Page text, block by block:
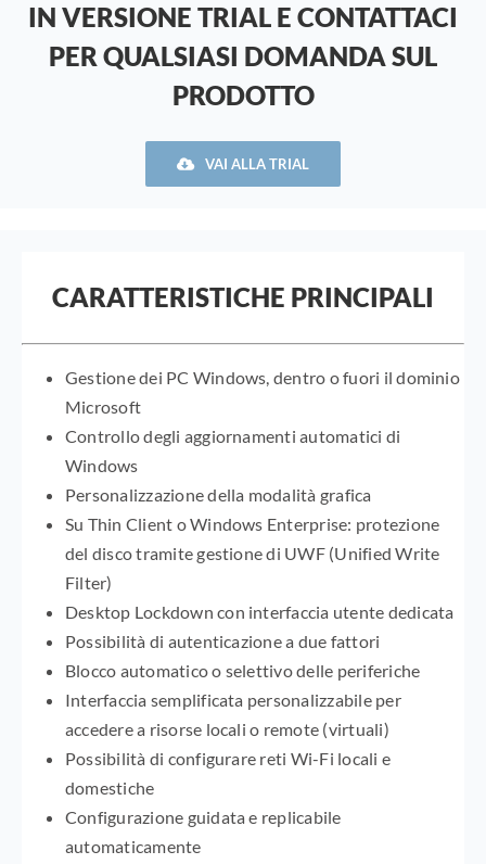
IN VERSIONE TRIAL E CONTATTACI
PER QUALSIASI DOMANDA SUL
PRODOTTO
VAI ALLA TRIAL
CARATTERISTICHE PRINCIPALI
Gestione dei PC Windows, dentro o fuori il dominio
Microsoft
Controllo degli aggiornamenti automatici di
Windows
Personalizzazione della modalità grafica
Su Thin Client o Windows Enterprise: protezione
del disco tramite gestione di UWF (Unified Write
Filter)
Desktop Lockdown con interfaccia utente dedicata
Possibilità di autenticazione a due fattori
Blocco automatico o selettivo delle periferiche
Interfaccia semplificata personalizzabile per
accedere a risorse locali o remote (virtuali)
Possibilità di configurare reti Wi-Fi locali e
domestiche
Configurazione guidata e replicabile
automaticamente